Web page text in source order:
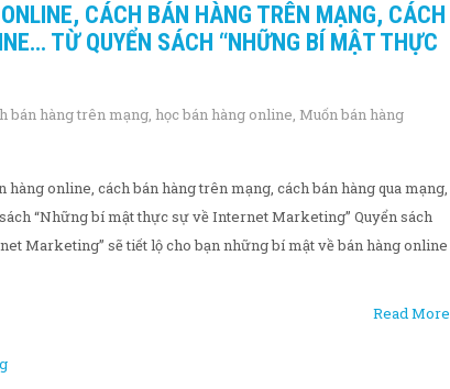
CÁCH BÁN HÀNG TRÊN MẠNG, CÁCH
TỪ QUYỂN SÁCH “NHỮNG BÍ MẬT THỰC
bán hàng trên mạng, học bán hàng online, Muốn bán hàng
hàng online, cách bán hàng trên mạng, cách bán hàng qua mạng,
“Những bí mật thực sự về Internet Marketing” Quyển sách
Marketing” sẽ tiết lộ cho bạn những bí mật về bán hàng online
Read More